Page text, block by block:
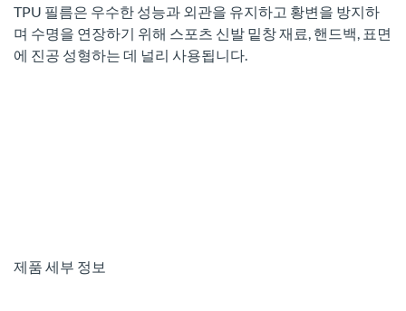
TPU 필름은 우수한 성능과 외관을 유지하고 황변을 방지하
며 수명을 연장하기 위해 스포츠 신발 밑창 재료, 핸드백, 표면
에 진공 성형하는 데 널리 사용됩니다.
제품 세부 정보